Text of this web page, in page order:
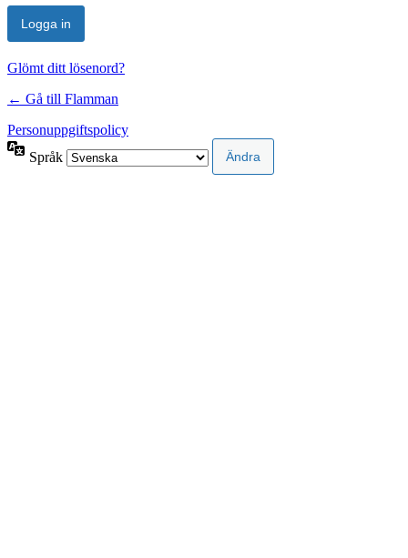
Glömt ditt lösenord?
← Gå till Flamman
Personuppgiftspolicy
Språk